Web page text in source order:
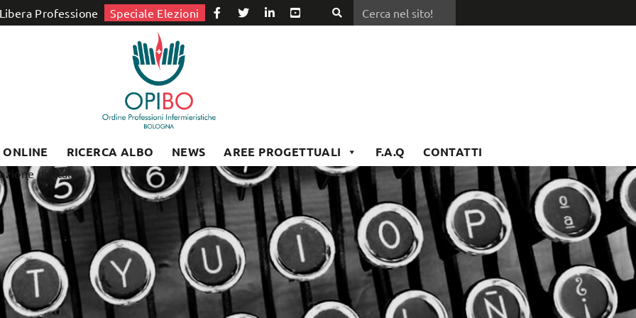
Libera Professione Speciale Elezioni
Cerca
ONLINE RICERCA ALBO NEWS AREE PROGETTUALI F.A.Q CONTATTI